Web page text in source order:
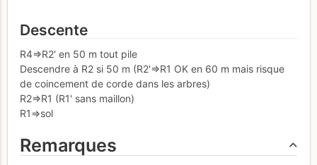
Descente
R4=>R2' en 50 m tout pile
Descendre à R2 si 50 m (R2'=>R1 OK en 60 m mais risque
de coincement de corde dans les arbres)
R2=>R1 (R1' sans maillon)
R1=>sol
Remarques